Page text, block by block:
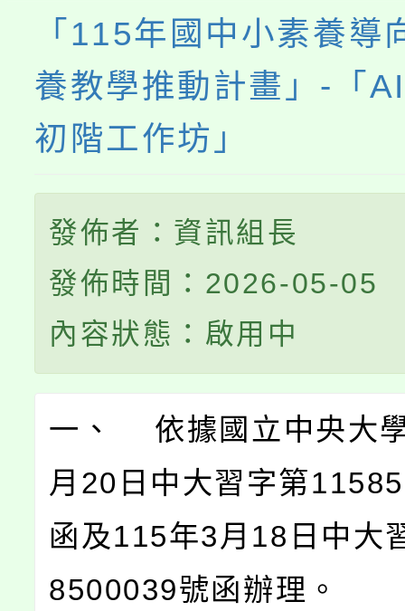
「115年國中小素養導
養教學推動計畫」-「
初階工作坊」
發佈者：資訊組長
發佈時間：2026-05-05
內容狀態：啟用中
一、 依據國立中央大
月20日中大習字第
函及115年3月18日中大
8500039號函辦理。